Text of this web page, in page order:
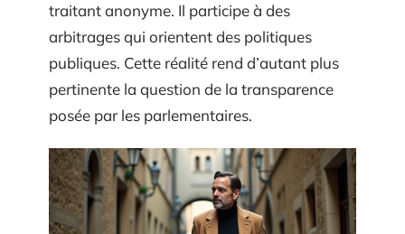
traitant anonyme. Il participe à des
arbitrages qui orientent des politiques
publiques. Cette réalité rend d’autant plus
pertinente la question de la transparence
posée par les parlementaires.